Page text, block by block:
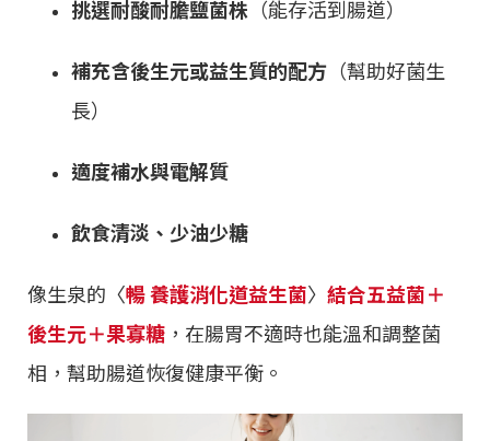
挑選耐酸耐膽鹽菌株 （能存活到腸道）
補充含後生元或益生質的配方 （幫助好菌生
長）
適度補水與電解質
飲食清淡、少油少糖
像生泉的〈暢 養護消化道益生菌〉 結合五益菌＋
後生元＋果寡糖 ，在腸胃不適時也能溫和調整菌
相，幫助腸道恢復健康平衡。